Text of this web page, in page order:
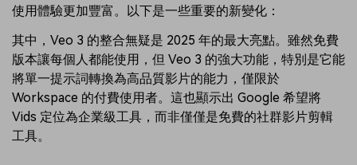
使用體驗更加豐富。以下是一些重要的新變化：
其中，Veo 3 的整合無疑是 2025 年的最大亮點。雖然免費
版本讓每個人都能使用，但 Veo 3 的強大功能，特別是它能
將單一提示詞轉換為高品質影片的能力，僅限於
Workspace 的付費使用者。這也顯示出 Google 希望將
Vids 定位為企業級工具，而非僅僅是免費的社群影片剪輯
工具。